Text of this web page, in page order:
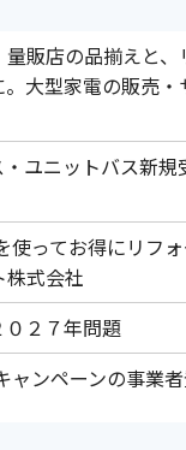
量販店の品揃えと
大型家電の販売・
ユニットバス新規
使ってお得にリフ
株式会社
２７年問題
ャンペーンの事業